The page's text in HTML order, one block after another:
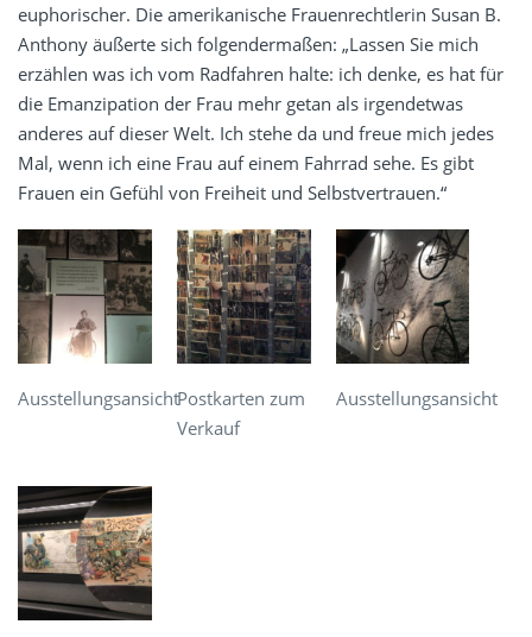
euphorischer. Die amerikanische Frauenrechtlerin Susan B.
Anthony äußerte sich folgendermaßen: „Lassen Sie mich
erzählen was ich vom Radfahren halte: ich denke, es hat für
die Emanzipation der Frau mehr getan als irgendetwas
anderes auf dieser Welt. Ich stehe da und freue mich jedes
Mal, wenn ich eine Frau auf einem Fahrrad sehe. Es gibt
Frauen ein Gefühl von Freiheit und Selbstvertrauen.“
AusstellungsansichtPostkarten zum
Verkauf
Ausstellungsansicht